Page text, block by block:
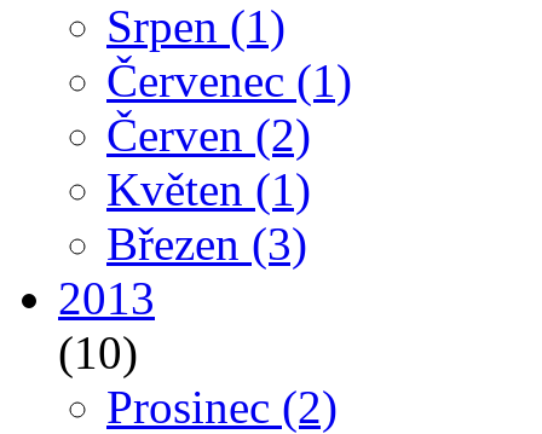
Srpen (1)
Červenec (1)
Červen (2)
Květen (1)
Březen (3)
2013
(10)
Prosinec (2)